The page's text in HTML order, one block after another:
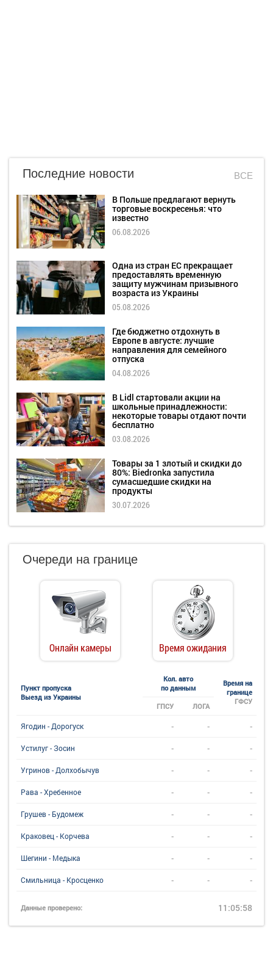
Последние новости ВСЕ
В Польше предлагают вернуть
торговые воскресенья: что
известно
06.08.2026
Одна из стран ЕС прекращает
предоставлять временную
защиту мужчинам призывного
возраста из Украины
05.08.2026
Где бюджетно отдохнуть в
Европе в августе: лучшие
направления для семейного
отпуска
04.08.2026
В Lidl стартовали акции на
школьные принадлежности:
некоторые товары отдают почти
бесплатно
03.08.2026
Товары за 1 злотый и скидки до
80%: Biedronka запустила
сумасшедшие скидки на
продукты
30.07.2026
Очереди на границе
Онлайн камеры Время ожидания
Пункт пропуска
Выезд из Украины
Кол. авто
по данным
Время на
границе
ГФСУ
ГПСУ ЛОГА
Ягодин - Дорогуск - - -
Устилуг - Зосин - - -
Угринов - Долхобычув - - -
Рава - Хребенное - - -
Грушев - Будомеж - - -
Краковец - Корчева - - -
Шегини - Медыка - - -
Смильница - Кросценко - - -
Данные проверено: 11:05:58